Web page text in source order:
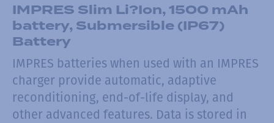
IMPRES Slim Li?Ion, 1500 mAh
battery, Submersible (IP67)
Battery
IMPRES batteries when used with an IMPRES
charger provide automatic, adaptive
reconditioning, end-of-life display, and
other advanced features. Data is stored in